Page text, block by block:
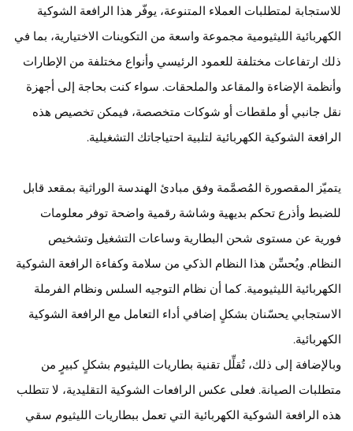
للاستجابة لمتطلبات العملاء المتنوعة، يوفّر هذا الرافعة الشوكية
الكهربائية الليثيومية مجموعة واسعة من التكوينات الاختيارية، بما في
ذلك ارتفاعات مختلفة للعمود الرئيسي وأنواع مختلفة من الإطارات
وأنظمة الإضاءة والمقاعد والملحقات. سواء كنت بحاجة إلى أجهزة
نقل جانبي أو ملقطات أو شوكات متخصصة، فيمكن تخصيص هذه
الرافعة الشوكية الكهربائية لتلبية احتياجاتك التشغيلية.
يتميّز المقصورة المُصمَّمة وفق مبادئ الهندسة الوراثية بمقعد قابل
للضبط وأذرع تحكم بديهية وشاشة رقمية واضحة توفر معلومات
فورية عن مستوى شحن البطارية وساعات التشغيل وتشخيص
النظام. ويُحسِّن هذا النظام الذكي من سلامة وكفاءة الرافعة الشوكية
الكهربائية الليثيومية. كما أن نظام التوجيه السلس ونظام الفرملة
الاستجابي يحسّنان بشكلٍ إضافي أداء التعامل مع الرافعة الشوكية
الكهربائية.
وبالإضافة إلى ذلك، تُقلِّل تقنية بطاريات الليثيوم بشكلٍ كبيرٍ من
متطلبات الصيانة. فعلى عكس الرافعات الشوكية التقليدية، لا تتطلب
هذه الرافعة الشوكية الكهربائية التي تعمل ببطاريات الليثيوم سقي